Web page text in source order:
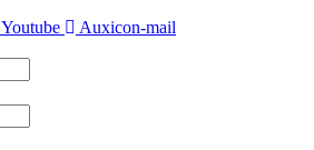
Youtube
Auxicon-mail